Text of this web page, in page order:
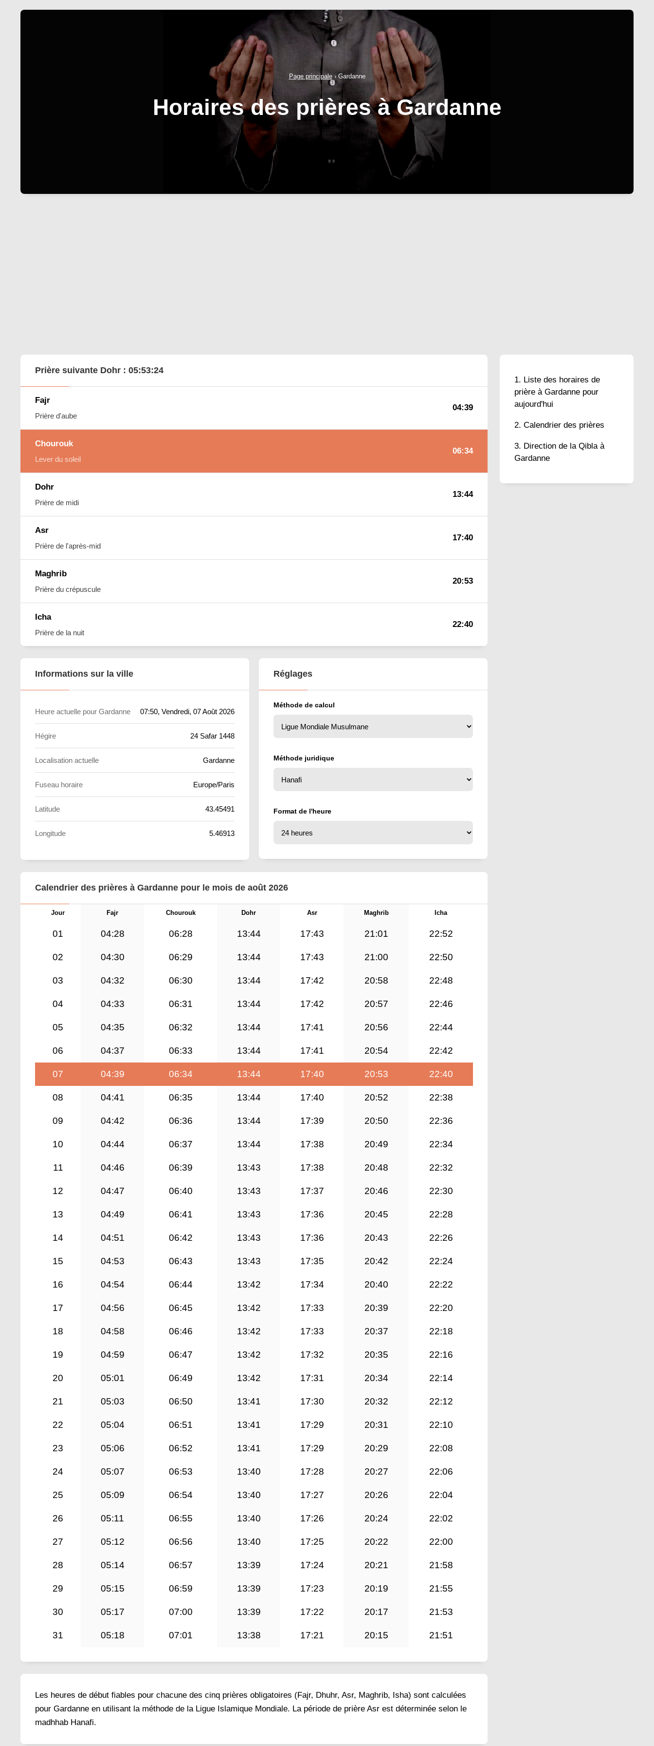
Page principale› Gardanne
Horaires des prières à Gardanne
Liste des horaires de
prière à Gardanne pour
aujourd'hui
Calendrier des prières
Direction de la Qibla à
Gardanne
Prière suivante Dohr : 05:53:23
Fajr
Prière d'aube
04:39
Chourouk
Lever du soleil
06:34
Dohr
Prière de midi
13:44
Asr
Prière de l'après-mid
17:40
Maghrib
Prière du crépuscule
20:53
Icha
Prière de la nuit
22:40
Informations sur la ville
Heure actuelle pour Gardanne 07:50, Vendredi, 07 Août 2026
Hégire 24 Safar 1448
Localisation actuelle Gardanne
Fuseau horaire Europe/Paris
Latitude 43.45491
Longitude 5.46913
Réglages
Méthode de calcul
Méthode juridique
Format de l'heure
Calendrier des prières à Gardanne pour le mois de août 2026
Jour Fajr Chourouk Dohr Asr Maghrib Icha
01 04:28 06:28 13:44 17:43 21:01 22:52
02 04:30 06:29 13:44 17:43 21:00 22:50
03 04:32 06:30 13:44 17:42 20:58 22:48
04 04:33 06:31 13:44 17:42 20:57 22:46
05 04:35 06:32 13:44 17:41 20:56 22:44
06 04:37 06:33 13:44 17:41 20:54 22:42
07 04:39 06:34 13:44 17:40 20:53 22:40
08 04:41 06:35 13:44 17:40 20:52 22:38
09 04:42 06:36 13:44 17:39 20:50 22:36
10 04:44 06:37 13:44 17:38 20:49 22:34
11 04:46 06:39 13:43 17:38 20:48 22:32
12 04:47 06:40 13:43 17:37 20:46 22:30
13 04:49 06:41 13:43 17:36 20:45 22:28
14 04:51 06:42 13:43 17:36 20:43 22:26
15 04:53 06:43 13:43 17:35 20:42 22:24
16 04:54 06:44 13:42 17:34 20:40 22:22
17 04:56 06:45 13:42 17:33 20:39 22:20
18 04:58 06:46 13:42 17:33 20:37 22:18
19 04:59 06:47 13:42 17:32 20:35 22:16
20 05:01 06:49 13:42 17:31 20:34 22:14
21 05:03 06:50 13:41 17:30 20:32 22:12
22 05:04 06:51 13:41 17:29 20:31 22:10
23 05:06 06:52 13:41 17:29 20:29 22:08
24 05:07 06:53 13:40 17:28 20:27 22:06
25 05:09 06:54 13:40 17:27 20:26 22:04
26 05:11 06:55 13:40 17:26 20:24 22:02
27 05:12 06:56 13:40 17:25 20:22 22:00
28 05:14 06:57 13:39 17:24 20:21 21:58
29 05:15 06:59 13:39 17:23 20:19 21:55
30 05:17 07:00 13:39 17:22 20:17 21:53
31 05:18 07:01 13:38 17:21 20:15 21:51
Les heures de début fiables pour chacune des cinq prières obligatoires (Fajr, Dhuhr, Asr, Maghrib, Isha) sont calculées
pour Gardanne en utilisant la méthode de la Ligue Islamique Mondiale. La période de prière Asr est déterminée selon le
madhhab Hanafi.